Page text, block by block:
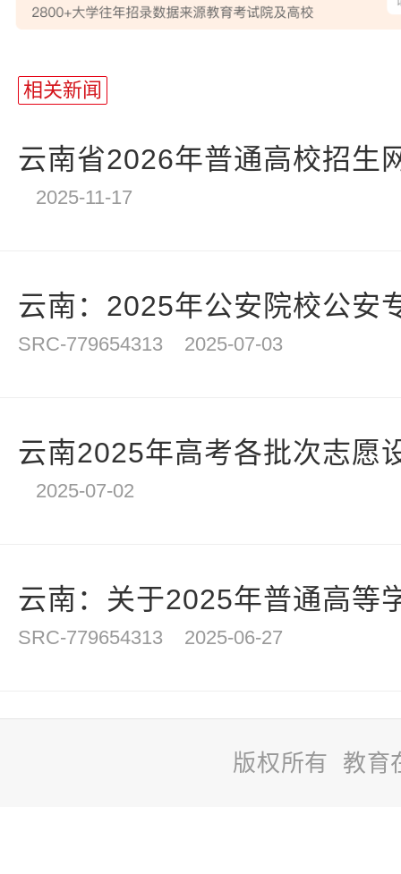
相关新闻
云南省2026年普通高校招生
2025-11-17
云南：2025年公安院校公安
SRC-779654313 2025-07-03
云南2025年高考各批次志愿
2025-07-02
云南：关于2025年普通高等
SRC-779654313 2025-06-27
版权所有 教育